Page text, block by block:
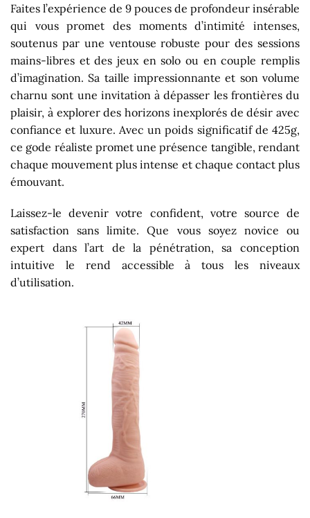
Faites l’expérience de 9 pouces de profondeur insérable
qui vous promet des moments d’intimité intenses,
soutenus par une ventouse robuste pour des sessions
mains-libres et des jeux en solo ou en couple remplis
d’imagination. Sa taille impressionnante et son volume
charnu sont une invitation à dépasser les frontières du
plaisir, à explorer des horizons inexplorés de désir avec
confiance et luxure. Avec un poids significatif de 425g,
ce gode réaliste promet une présence tangible, rendant
chaque mouvement plus intense et chaque contact plus
émouvant.
Laissez-le devenir votre confident, votre source de
satisfaction sans limite. Que vous soyez novice ou
expert dans l’art de la pénétration, sa conception
intuitive le rend accessible à tous les niveaux
d’utilisation.